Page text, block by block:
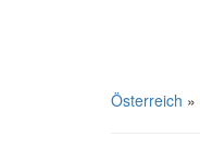
Österreich »